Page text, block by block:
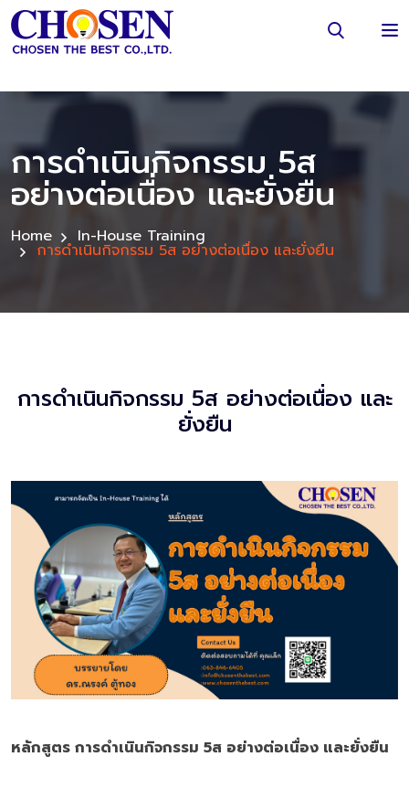
การดำเนินกิจกรรม 5ส
อย่างต่อเนื่อง และยั่งยืน
Home In-House Training
การดำเนินกิจกรรม 5ส อย่างต่อเนื่อง และยั่งยืน
การดำเนินกิจกรรม 5ส อย่างต่อเนื่อง และ
ยั่งยืน
หลักสูตร การดำเนินกิจกรรม 5ส อย่างต่อเนื่อง และยั่งยืน